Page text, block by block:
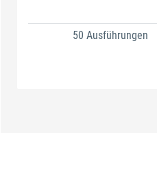
50 Ausführungen